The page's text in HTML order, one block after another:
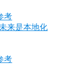
考
来是本地化
考